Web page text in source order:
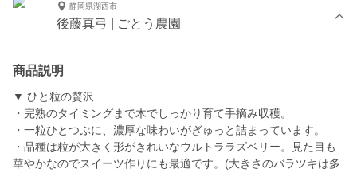
静岡県湖西市
後藤真弓 | ごとう農園
商品説明
▼ ひと粒の贅沢
・完熟のタイミングまで木でしっかり育て手摘み収穫。
・一粒ひとつぶに、濃厚な味わいがぎゅっと詰まっています。
・品種は粒が大きく形がきれいなウルトララズベリー。見た目も
華やかなのでスイーツ作りにも最適です。(大きさのバラツキは多